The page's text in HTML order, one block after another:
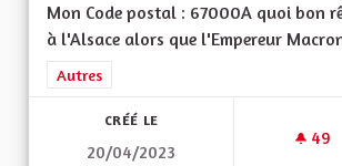
Mon Code postal : 67000A quoi bon
à l'Alsace alors que l'Empereur
Filtrer les résultats de la catégorie :
Autres
CRÉÉ LE
20/04/2023
49